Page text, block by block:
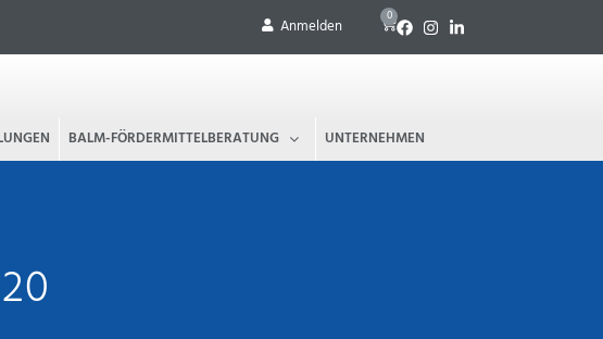
Anmelden 0
BALM-FÖRDERMITTELBERATUNG UNTERNEHMEN